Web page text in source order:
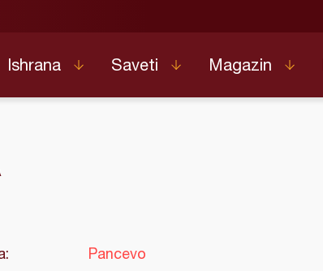
Ishrana Saveti Magazin
Pancevo